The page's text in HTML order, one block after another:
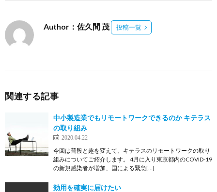
Author：佐久間 茂 投稿一覧
関連する記事
中小製造業でもリモートワークできるのか キテラス
の取り組み
2020.04.22
今回は普段と趣を変えて、キテラスのリモートワークの取り
組みについてご紹介します。 4月に入り東京都内のCOVID-19
の新規感染者が増加、国による緊急[…]
効用を確実に届けたい